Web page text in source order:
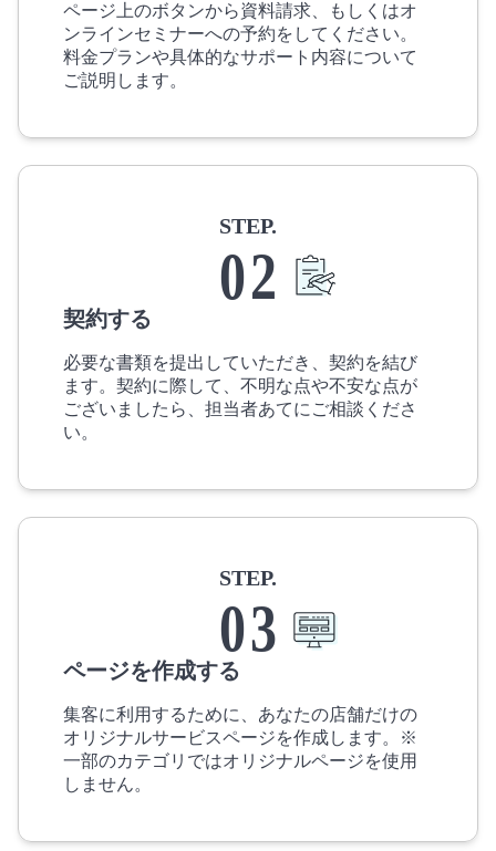
ページ上のボタンから資料請求、もしくはオ
ンラインセミナーへの予約をしてください。
料金プランや具体的なサポート内容について
ご説明します。
STEP.
02
契約する
必要な書類を提出していただき、契約を結び
ます。契約に際して、不明な点や不安な点が
ございましたら、担当者あてにご相談くださ
い。
STEP.
03
ページを作成する
集客に利用するために、あなたの店舗だけの
オリジナルサービスページを作成します。※
一部のカテゴリではオリジナルページを使用
しません。